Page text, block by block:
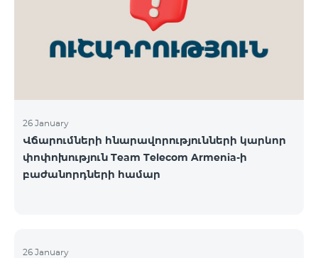
վճարահաշվարկային ընկերությունների կողմից
Team Telecom Armenia-ին առաջարկված
պայմանները ենթադրում էին ծառայությունների
26 January
Վճարումների հնարավորությունների կարևոր
փոփոխություն Team Telecom Armenia-ի
բաժանորդների համար
26 January